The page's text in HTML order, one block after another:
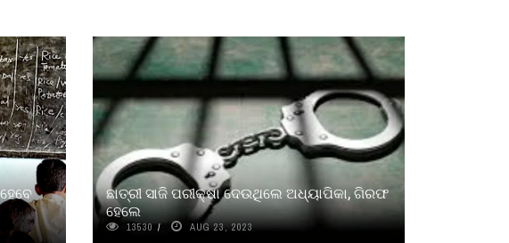
ଛାତ୍ରୀ ସାଜି ପରୀକ୍ଷା ଦେଉଥିଲେ ଅଧ୍ୟାପିକା, ଗିରଫ
ହେଲେ
13530 AUG 23, 2023